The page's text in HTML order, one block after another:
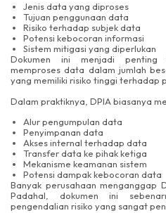
Jenis data yang diproses
Tujuan penggunaan data
Risiko terhadap subjek data
Potensi kebocoran informasi
Sistem mitigasi yang diperlukan
Dokumen ini menjadi penting
memproses data dalam jumlah
yang memiliki risiko tinggi terhadap
Dalam praktiknya, DPIA biasanya
Alur pengumpulan data
Penyimpanan data
Akses internal terhadap data
Transfer data ke pihak ketiga
Mekanisme keamanan sistem
Potensi dampak kebocoran data
Banyak perusahaan menganggap
Padahal, dokumen ini
pengendalian risiko yang sangat